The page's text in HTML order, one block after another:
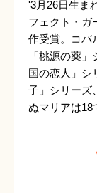
'3月26日生ま
フェクト・ガ
作受賞。コバ
「桃源の薬
国の恋人」シ
子」シリーズ
ぬマリアは18